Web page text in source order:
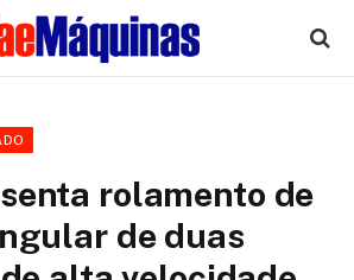
rolamento de
de duas